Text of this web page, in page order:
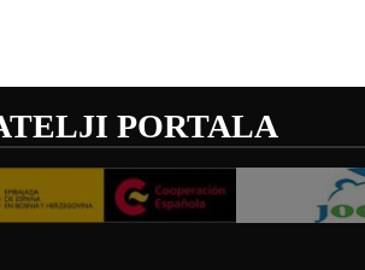
PORTALA